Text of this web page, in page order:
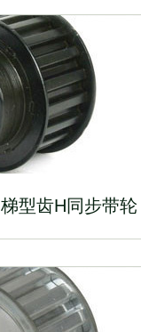
梯型齿H同步带轮